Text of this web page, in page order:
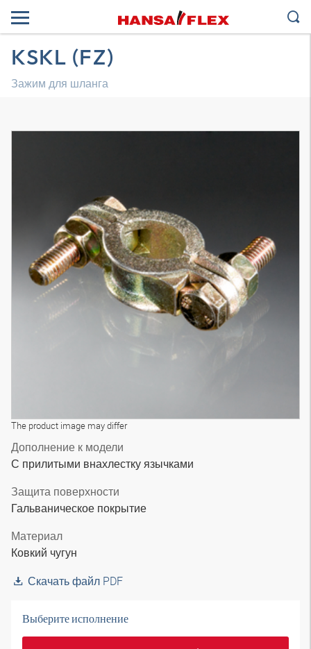
KSKL (FZ)
Зажим для шланга
The product image may differ
Дополнение к модели
С прилитыми внахлестку язычками
Защита поверхности
Гальваническое покрытие
Материал
Ковкий чугун
Скачать файл PDF
Выберите исполнение